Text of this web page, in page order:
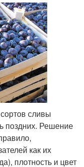
сливы
поздних. Решение
как их
плотность и цвет